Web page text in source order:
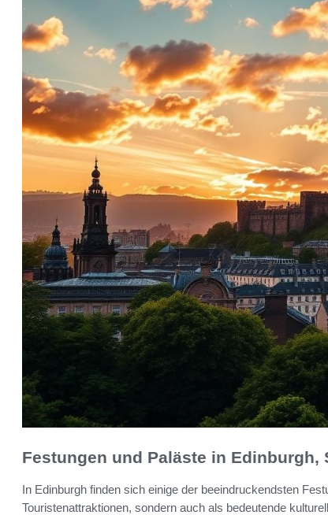
Festungen und Paläste in Edinburgh,
In Edinburgh finden sich einige der beeindruckendsten
Touristenattraktionen, sondern auch als bedeutende